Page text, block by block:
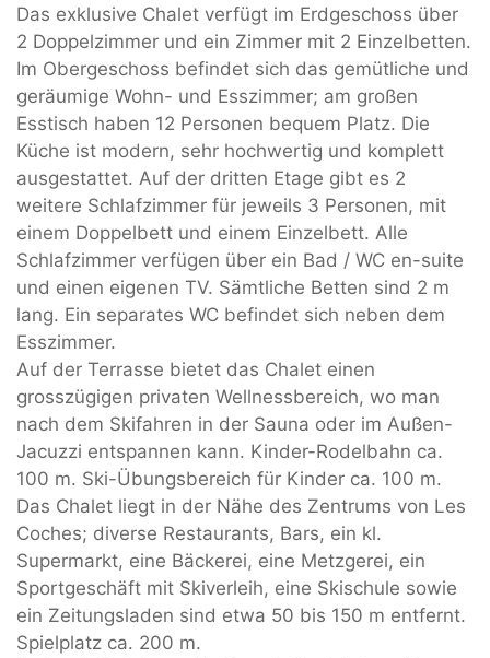
Das exklusive Chalet verfügt im Erdgeschoss über
2 Doppelzimmer und ein Zimmer mit 2 Einzelbetten.
Im Obergeschoss befindet sich das gemütliche und
geräumige Wohn- und Esszimmer; am großen
Esstisch haben 12 Personen bequem Platz. Die
Küche ist modern, sehr hochwertig und komplett
ausgestattet. Auf der dritten Etage gibt es 2
weitere Schlafzimmer für jeweils 3 Personen, mit
einem Doppelbett und einem Einzelbett. Alle
Schlafzimmer verfügen über ein Bad / WC en-suite
und einen eigenen TV. Sämtliche Betten sind 2 m
lang. Ein separates WC befindet sich neben dem
Esszimmer.
Auf der Terrasse bietet das Chalet einen
grosszügigen privaten Wellnessbereich, wo man
nach dem Skifahren in der Sauna oder im Außen-
Jacuzzi entspannen kann. Kinder-Rodelbahn ca.
100 m. Ski-Übungsbereich für Kinder ca. 100 m.
Das Chalet liegt in der Nähe des Zentrums von Les
Coches; diverse Restaurants, Bars, ein kl.
Supermarkt, eine Bäckerei, eine Metzgerei, ein
Sportgeschäft mit Skiverleih, eine Skischule sowie
ein Zeitungsladen sind etwa 50 bis 150 m entfernt.
Spielplatz ca. 200 m.